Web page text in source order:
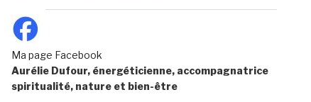
Ma page Facebook
Aurélie Dufour, énergéticienne, accompagnatrice
spiritualité, nature et bien-être